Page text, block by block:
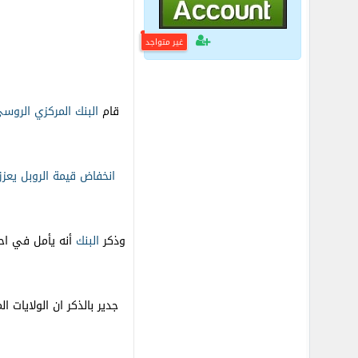
غير متواجد
قام البنك المركزي
انخفاض قيمة الروبل
وذكرالبنك
جدير بالذكر ان